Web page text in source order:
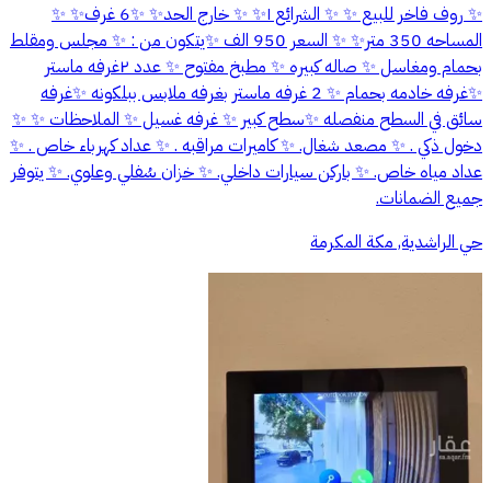
✨ روف فاخر للبيع ✨ ✨ الشرائع ١✨ ✨ خارج الحد✨ ✨6 غرف✨ ✨
المساحه 350 متر✨ ✨ السعر 950 الف ✨يتكون من : ✨ مجلس ومقلط
بحمام ومغاسل ✨ صاله كبيره ✨ مطبخ مفتوح ✨ عدد ٢غرفه ماستر
✨غرفه خادمه بحمام ✨ 2 غرفه ماستر بغرفه ملابس ببلكونه ✨غرفه
سائق في السطح منفصله ✨سطح كبير ✨ غرفه غسيل ✨ الملاحظات ✨ ✨
دخول ذكي . ✨ مصعد شغال. ✨ كاميرات مراقبه . ✨ عداد كهرباء خاص . ✨
عداد مياه خاص. ✨ باركن سيارات داخلي. ✨ خزان سُفلي وعلوي. ✨ يتوفر
جميع الضمانات.
حي الراشدية, مكة المكرمة